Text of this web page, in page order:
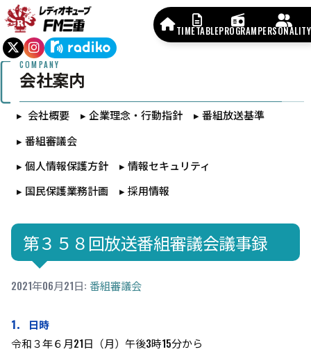
TIMETABLEPROGRAMPERSONALITY
COMPANY
会社案内
会社概要 企業理念・行動指針
番組放送基準
番組審議会
個人情報保護方針
情報セキュリティ
国民保護業務計画
採用情報
第３５８回放送番組審議会議事録
2021年06月21日: 番組審議会
1． 日時
令和３年６月21日（月）午後3時15分から